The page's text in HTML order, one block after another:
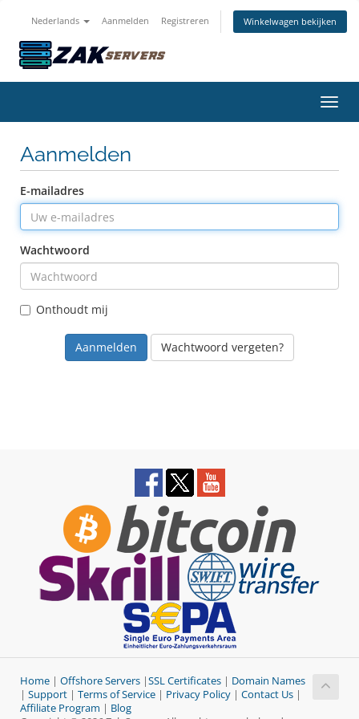
Nederlands Aanmelden Registreren Winkelwagen bekijken
Aanmelden
E-mailadres
Wachtwoord
Onthoudt mij
Wachtwoord vergeten?
Home | Offshore Servers |SSL Certificates | Domain Names
| Support | Terms of Service | Privacy Policy | Contact Us |
Affiliate Program | Blog